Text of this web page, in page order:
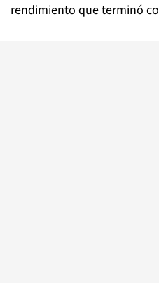
rendimiento que terminó